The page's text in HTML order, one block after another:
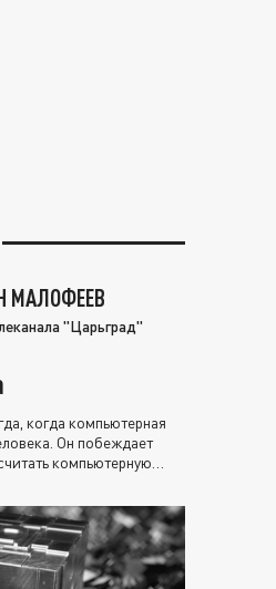
МАЛОФЕЕВ
"Царьград"
когда компьютерная
Он побеждает
компьютерную